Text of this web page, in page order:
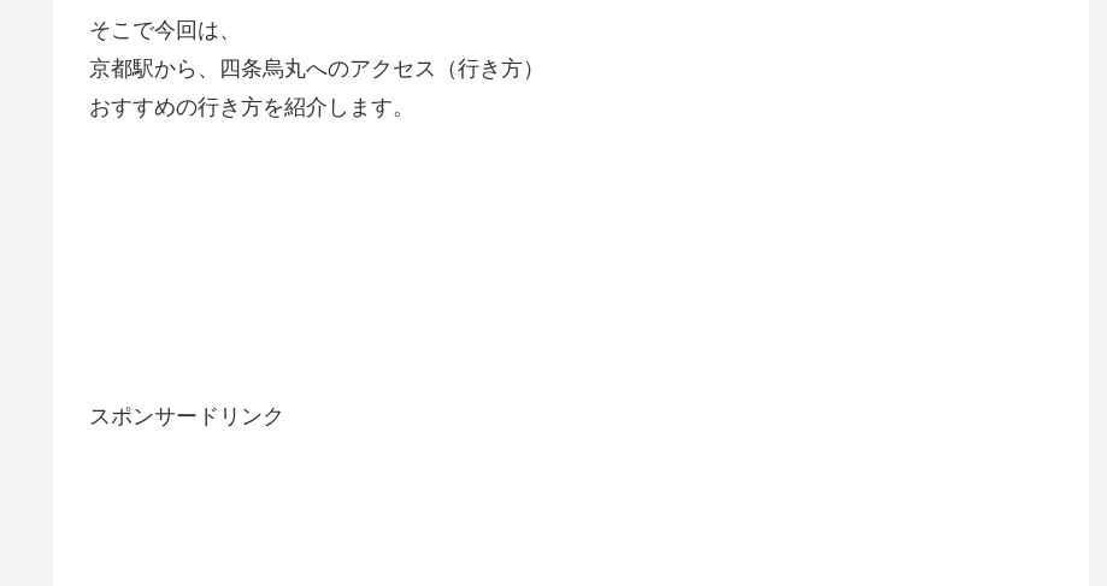
そこで今回は、
京都駅から、四条烏丸へのアクセス（行き方）
おすすめの行き方を紹介します。
スポンサードリンク